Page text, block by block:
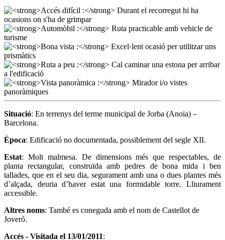
Situació: En terrenys del terme municipal de Jorba (Anoia) –
Barcelona.
Època: Edificació no documentada, possiblement del segle XII.
Estat: Molt malmesa. De dimensions més que respectables, de
planta rectangular, construïda amb pedres de bona mida i ben
tallades, que en el seu dia, segurament amb una o dues plantes més
d’alçada, deuria d’haver estat una formidable torre. Lliurament
accessible.
Altres noms: També es coneguda amb el nom de Castellot de
Joveró.
Accés - Visitada el 13/01/2011: